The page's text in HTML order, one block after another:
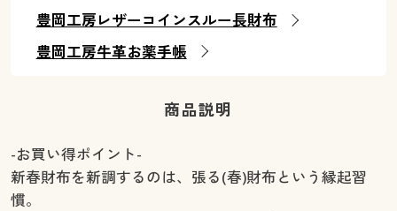
豊岡工房レザーコインスルー長財布
豊岡工房牛革お薬手帳
商品説明
-お買い得ポイント-
新春財布を新調するのは、張る(春)財布という縁起習
慣。